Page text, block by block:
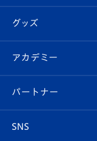
チケット
イベント
メディア
エンブレム紹介
スタッフプロフィー
マスコット紹介
はじめての観戦ガ
Revive Team
ヴィヴィくんの長
フォトギャラリー
スタジアムグルメ
チケット
V-LOVERS（ファ
プレイヤーズスイ
グッズ
オンラインショッ
店舗情報
アカデミー
育成からのお知ら
パートナー
SNS